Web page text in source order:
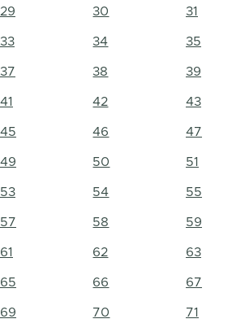
29 30 31
33 34 35
37 38 39
41 42 43
45 46 47
49 50 51
53 54 55
57 58 59
61 62 63
65 66 67
69 70 71